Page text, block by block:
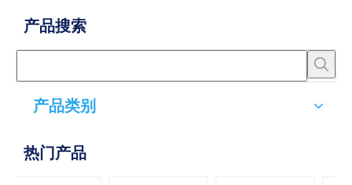
产品搜索
产品类别
热门产品